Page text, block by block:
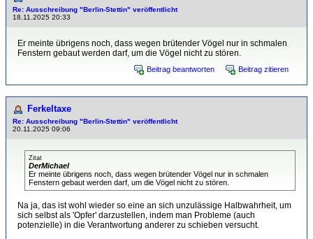
Re: Ausschreibung "Berlin-Stettin" veröffentlicht
18.11.2025 20:33
Er meinte übrigens noch, dass wegen brütender Vögel nur in schmalen
Fenstern gebaut werden darf, um die Vögel nicht zu stören.
Beitrag beantworten Beitrag zitieren
Ferkeltaxe
Re: Ausschreibung "Berlin-Stettin" veröffentlicht
20.11.2025 09:06
Zitat
DerMichael
Er meinte übrigens noch, dass wegen brütender Vögel nur in schmalen
Fenstern gebaut werden darf, um die Vögel nicht zu stören.
Na ja, das ist wohl wieder so eine an sich unzulässige Halbwahrheit, um
sich selbst als 'Opfer' darzustellen, indem man Probleme (auch
potenzielle) in die Verantwortung anderer zu schieben versucht.